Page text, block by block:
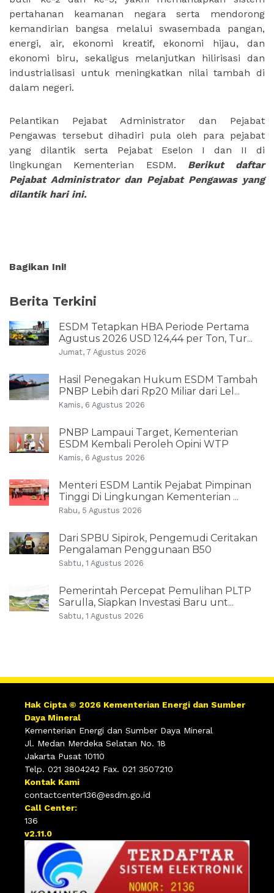
pertahanan keamanan negara serta mendorong
kemandirian bangsa melalui swasembada pangan,
energi, air, ekonomi kreatif, ekonomi hijau, dan
ekonomi biru, sekaligus melanjutkan hilirisasi dan
industrialisasi untuk meningkatkan nilai tambah di
dalam negeri.
Pelantikan Pejabat Administrator dan Pejabat
Pengawas tersebut dihadiri pula oleh para pejabat
yang dilantik serta Pejabat Eselon I dan II di
lingkungan Kementerian ESDM. Berikut daftar
Pejabat Administrator dan Pejabat Pengawas yang
dilantik hari ini.
Bagikan Ini!
Berita Terkini
ESDM Tetapkan HBA Periode Pertama
Agustus 2026 USD 124,44 per Ton, Tur...
Jumat, 7 Agustus 2026
Hasil Penegakan Hukum ESDM Tambah
PNBP Lebih dari Rp20 Miliar dari Lel...
Kamis, 6 Agustus 2026
PNBP Lampaui Target, Kementerian
ESDM Kembali Peroleh Opini WTP
Kamis, 6 Agustus 2026
Menteri ESDM Lantik Pejabat Pimpinan
Tinggi Di Lingkungan Kementerian ...
Rabu, 5 Agustus 2026
Dari SPBU Sipirok, Pengemudi Ceritakan
Pengalaman Penggunaan B50
Sabtu, 1 Agustus 2026
Pemerintah Percepat Pemulihan PLTP
Sarulla, Siapkan Investasi Baru unt...
Sabtu, 1 Agustus 2026
Hak Cipta © 2026 Kementerian Energi dan Sumber
Daya Mineral
Kementerian Energi dan Sumber Daya Mineral
Jl. Medan Merdeka Selatan No. 18
Jakarta Pusat 10110
Telp. 021 3804242 Fax. 021 3507210
Kontak Kami
contactcenter136@esdm.go.id
Call Center:
136
v2.11.0